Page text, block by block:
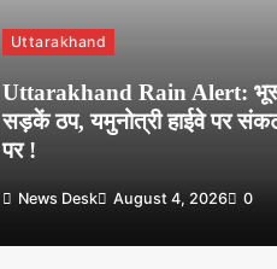
Uttarakhand
Uttarakhand Rain Alert:
सड़कें ठप, यमुनोत्री हाईवे पर
पर !
News Desk August 4, 2026 0